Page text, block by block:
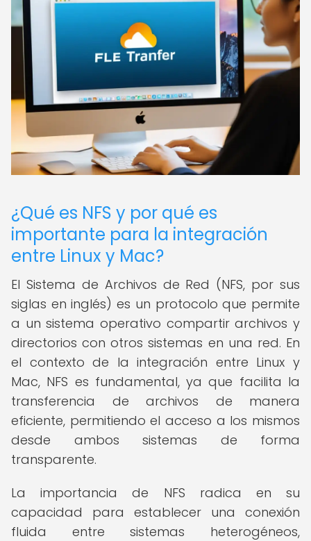
¿Qué es NFS y por qué es
importante para la integración
entre Linux y Mac?
El Sistema de Archivos de Red (NFS, por sus
siglas en inglés) es un protocolo que permite
a un sistema operativo compartir archivos y
directorios con otros sistemas en una red. En
el contexto de la integración entre Linux y
Mac, NFS es fundamental, ya que facilita la
transferencia de archivos de manera
eficiente, permitiendo el acceso a los mismos
desde ambos sistemas de forma
transparente.
La importancia de NFS radica en su
capacidad para establecer una conexión
fluida entre sistemas heterogéneos,